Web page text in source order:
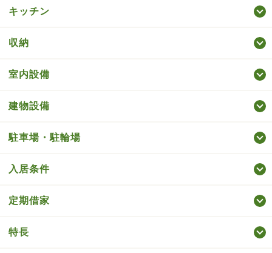
キッチン
収納
室内設備
建物設備
駐車場・駐輪場
入居条件
定期借家
特長